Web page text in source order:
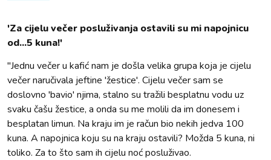
'Za cijelu večer posluživanja ostavili su mi napojnicu
od...5 kuna!'
"Jednu večer u kafić nam je došla velika grupa koja je cijelu
večer naručivala jeftine 'žestice'. Cijelu večer sam se
doslovno 'bavio' njima, stalno su tražili besplatnu vodu uz
svaku čašu žestice, a onda su me molili da im donesem i
besplatan limun. Na kraju im je račun bio nekih jedva 100
kuna. A napojnica koju su na kraju ostavili? Možda 5 kuna, ni
toliko. Za to što sam ih cijelu noć posluživao.